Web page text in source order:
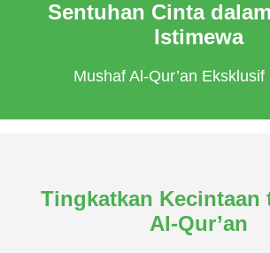
Sentuhan Cinta
Istimewa
Mushaf Al-Qur’an Eksklusif
Tingkatkan Kecintaan
Al-Qur’an